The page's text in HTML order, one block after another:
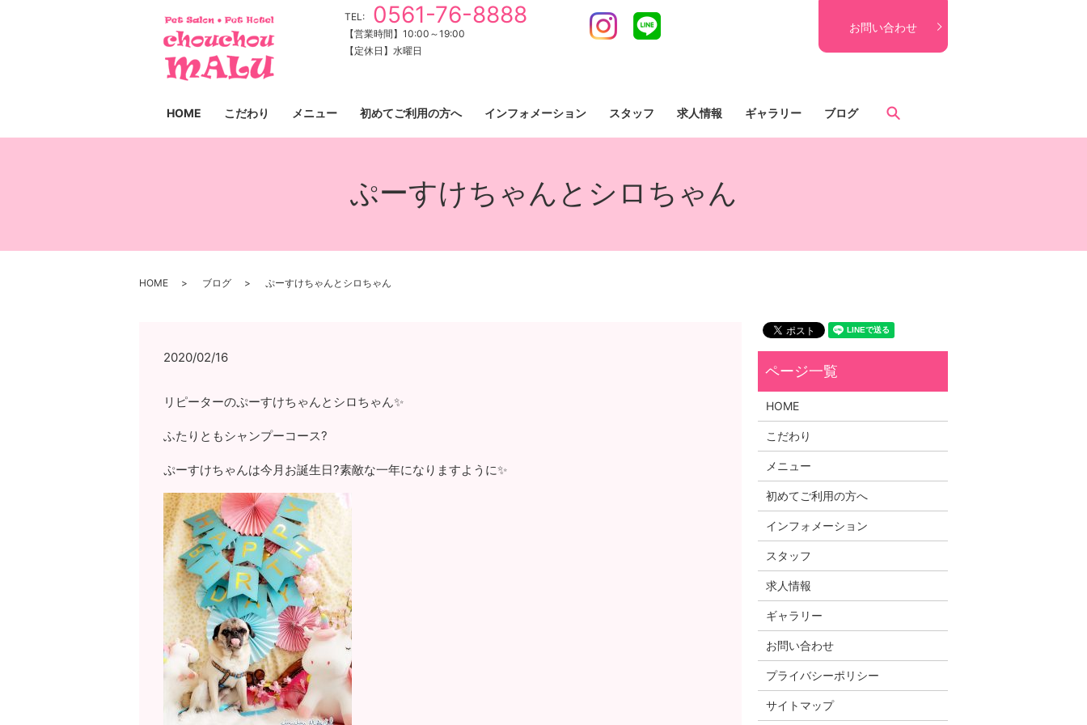
TEL: 0561-76-8888
【営業時間】10:00～19:00
【定休日】水曜日
Instagram お問い合わせ
HOME こだわり メニュー 初めてご利用の方へ インフォメーション スタッフ 求人情報 ギャラリー ブログ
ぷーすけちゃんとシロちゃん
HOME ブログ ぷーすけちゃんとシロちゃん
2020/02/16
リピーターのぷーすけちゃんとシロちゃん✨
ふたりともシャンプーコース?
ぷーすけちゃんは今月お誕生日?素敵な一年になりますように✨
HOME
こだわり
メニュー
初めてご利用の方へ
インフォメーション
スタッフ
求人情報
ギャラリー
お問い合わせ
プライバシーポリシー
サイトマップ